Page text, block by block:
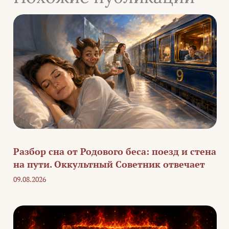
Разбор сна от Родового беса: поезд и стена
на пути. Оккультный Советник отвечает
09.08.2026